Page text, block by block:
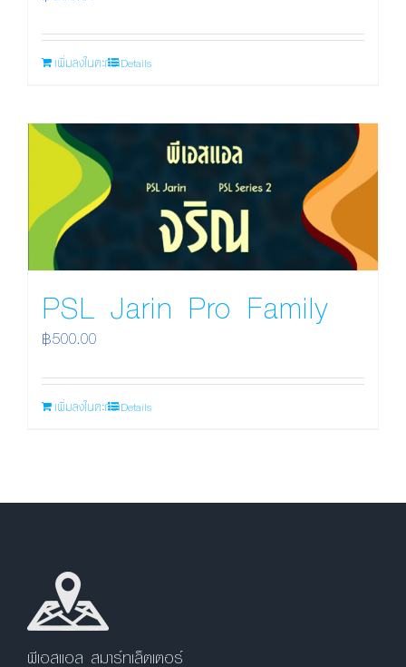
เพิ่มลงในตะกร้าDetails
PSL Jarin Pro Family
฿500.00
เพิ่มลงในตะกร้าDetails
พีเอสแอล สมาร์ทเล็ตเตอร์